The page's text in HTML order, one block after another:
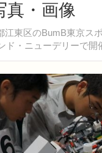
真・画像
東区のBumB東京ス
ド・ニューデリーで